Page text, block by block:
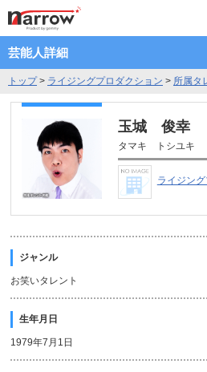
芸能人詳細
トップ> ライジングプロダクション > 所属タ
玉城 俊幸
タマキ トシユキ
ライジン
ジャンル
お笑いタレント
生年月日
1979年7月1日